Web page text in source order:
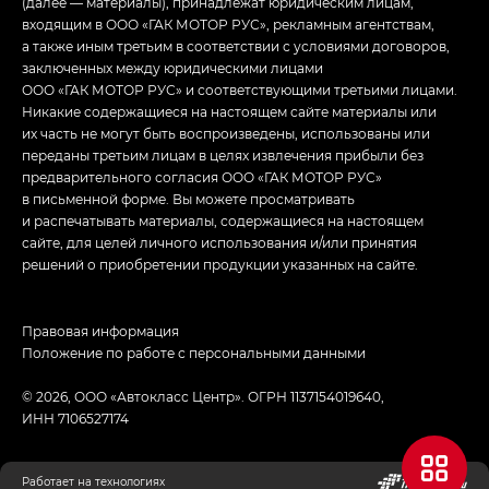
входящим в ООО «ГАК МОТОР РУС», рекламным агентствам,
а также иным третьим в соответствии с условиями договоров,
заключенных между юридическими лицами
ООО «ГАК МОТОР РУС» и соответствующими третьими лицами.
Никакие содержащиеся на настоящем сайте материалы или
их часть не могут быть воспроизведены, использованы или
переданы третьим лицам в целях извлечения прибыли без
предварительного согласия ООО «ГАК МОТОР РУС»
в письменной форме. Вы можете просматривать
и распечатывать материалы, содержащиеся на настоящем
сайте, для целей личного использования и/или принятия
решений о приобретении продукции указанных на сайте.
© 2026, ООО «Автокласс Центр». ОГРН 1137154019640,
ИНН 7106527174
Правовая информация
Положение по работе с персональными данными
Работает на технологиях